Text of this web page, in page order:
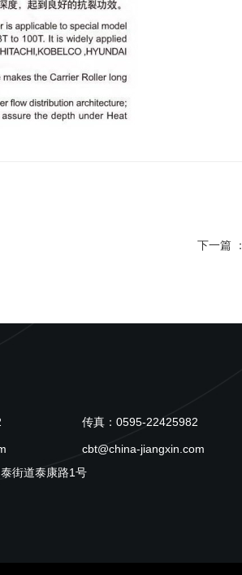
下一篇 ：
传真：0595-22425982
cbt@china-jiangxin.com
街道泰康路1号